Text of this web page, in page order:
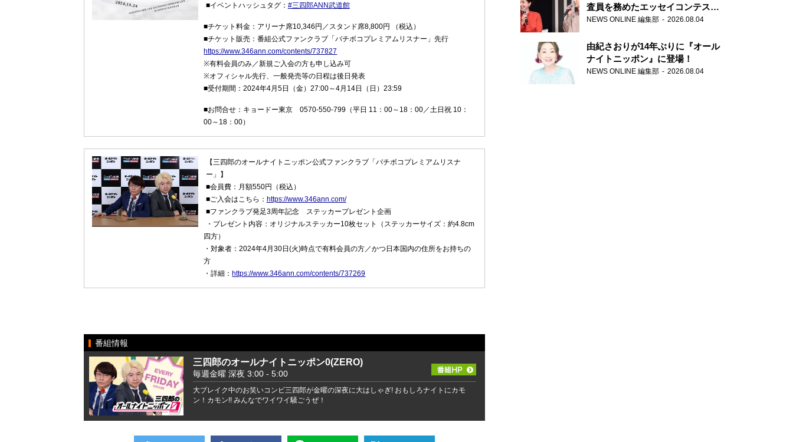
■イベントハッシュタグ： #三四郎ANN武道館
■チケット料金：アリーナ席10,346円／スタンド席8,800円 （税込）
■チケット販売：番組公式ファンクラブ「バチボコプレミアムリスナー」先行
https://www.346ann.com/contents/737827
※有料会員のみ／新規ご入会の方も申し込み可
※オフィシャル先行、一般発売等の日程は後日発表
■受付期間：2024年4月5日（金）27:00～4月14日（日）23:59
■お問合せ：キョードー東京 0570-550-799（平日 11：00～18：00／土日祝 10：
00～18：00）
【三四郎のオールナイトニッポン公式ファンクラブ「バチボコプレミアムリスナ
ー」】
■会員費：月額550円（税込）
■ご入会はこちら： https://www.346ann.com/
■ファンクラブ発足3周年記念 ステッカープレゼント企画
・プレゼント内容：オリジナルステッカー10枚セット（ステッカーサイズ：約4.8cm
四方）
・対象者：2024年4月30日(火)時点で有料会員の方／かつ日本国内の住所をお持ちの
方
・詳細： https://www.346ann.com/contents/737269
番組情報
三四郎のオールナイトニッポン0(ZERO)
毎週金曜 深夜 3:00 - 5:00
大ブレイク中のお笑いコンビ三四郎が金曜の深夜に大はしゃぎ! おもしろナイトにカモ
ン！カモン!! みんなでワイワイ騒ごうぜ！
査員を務めたエッセイコンテスト
の特別番組「#いまあなたに伝え
NEWS ONLINE 編集部 2026.08.04
由紀さおりが14年ぶりに『オール
ナイトニッポン』に登場！
NEWS ONLINE 編集部 2026.08.04